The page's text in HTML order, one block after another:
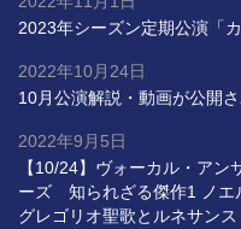
2023年シーズン定期公演「
10月公演解説・動画が公開
2022年10月24日
【10/24】ヴォーカル・ア
ーズ 知られざる傑作1 ノエ
グレゴリオ聖歌とルネサン
2022年9月5日